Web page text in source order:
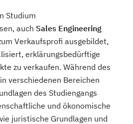
Studium
auch Sales Engineering
Verkaufsprofi ausgebildet,
erklärungsbedürftige
zu verkaufen. Während des
verschiedenen Bereichen
des Studiengangs
und ökonomische
juristische Grundlagen und